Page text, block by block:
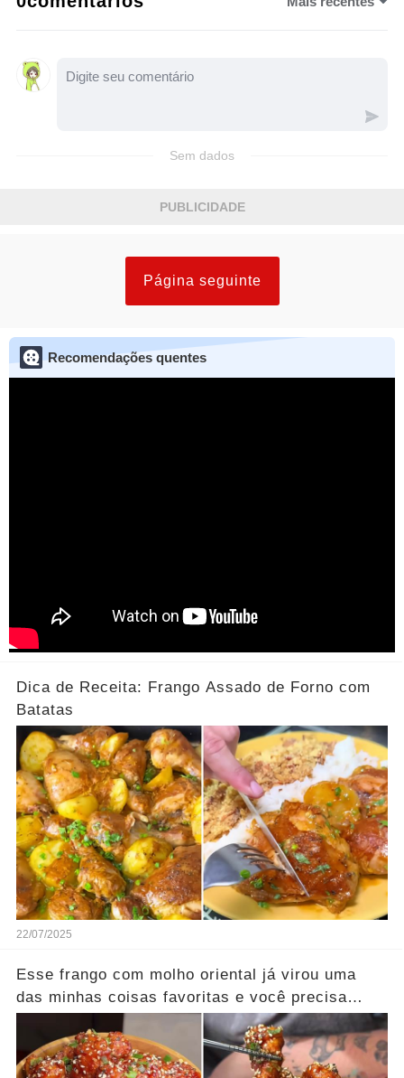
Sem dados
PUBLICIDADE
Página seguinte
Recomendações quentes
Dica de Receita: Frango Assado de Forno com
Batatas
22/07/2025
Esse frango com molho oriental já virou uma
das minhas coisas favoritas e você precisa